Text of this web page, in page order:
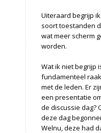
Uiteraard begrijp
soort toestanden
wat meer scherm
worden.
Wat ik niet begrijp
fundamenteel
met de leden. Er
een presentatie
de discussie dag?
deze dag
Welnu, deze had